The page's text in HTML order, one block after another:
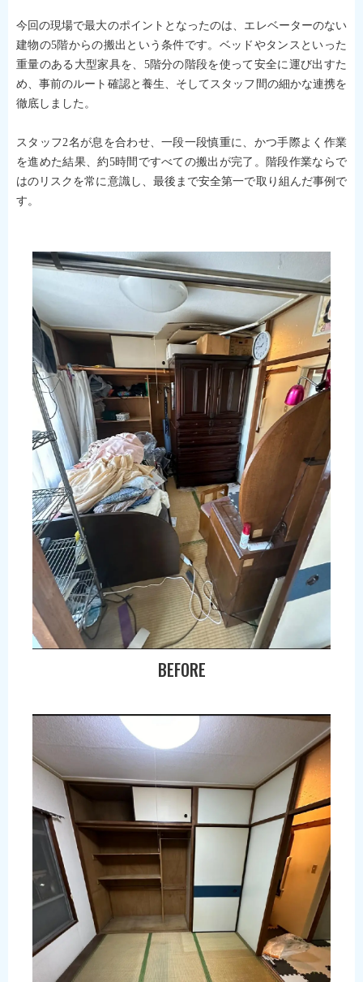
今回の現場で最大のポイントとなったのは、エレベーターのない
建物の5階からの搬出という条件です。ベッドやタンスといった
重量のある大型家具を、5階分の階段を使って安全に運び出すた
め、事前のルート確認と養生、そしてスタッフ間の細かな連携を
徹底しました。
スタッフ2名が息を合わせ、一段一段慎重に、かつ手際よく作業
を進めた結果、約5時間ですべての搬出が完了。階段作業ならで
はのリスクを常に意識し、最後まで安全第一で取り組んだ事例で
す。
BEFORE